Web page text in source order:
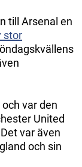
till Arsenal en
stor
och var den
United
var även
och sin